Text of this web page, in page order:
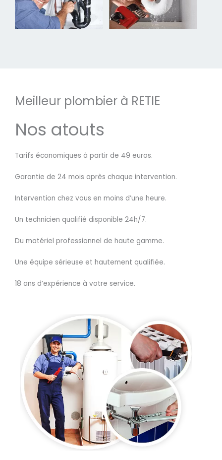
Meilleur plombier à RETIE
Nos atouts
Tarifs économiques à partir de 49 euros.
Garantie de 24 mois après chaque intervention.
Intervention chez vous en moins d’une heure.
Un technicien qualifié disponible 24h/7.
Du matériel professionnel de haute gamme.
Une équipe sérieuse et hautement qualifiée.
18 ans d’expérience à votre service.